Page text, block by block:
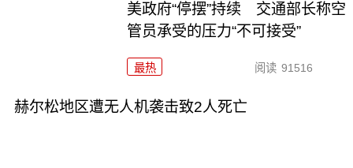
美政府“停摆”持续 交通部长称空
管员承受的压力“不可接受”
最热 阅读 91516
赫尔松地区遭无人机袭击致2人死亡